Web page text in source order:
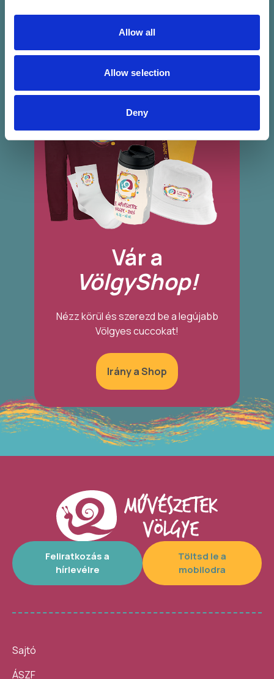
Allow all
Allow selection
Deny
Vár a
VölgyShop!
Nézz körül és szerezd be a legújabb
Völgyes cuccokat!
Irány a Shop
Feliratkozás a
hírlevélre
Töltsd le a
mobilodra
Sajtó
ÁSZF